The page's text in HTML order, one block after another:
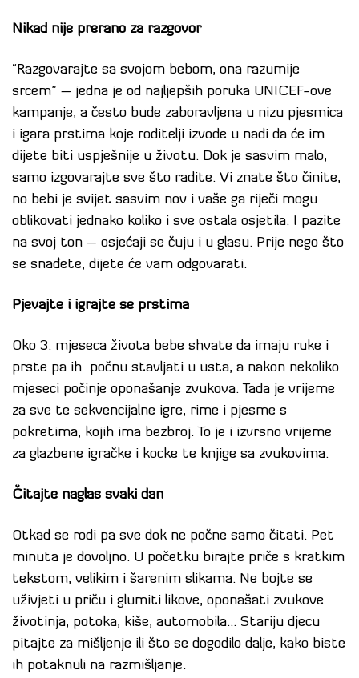
Nikad nije prerano za razgovor
“Razgovarajte sa svojom bebom, ona razumije
srcem” – jedna je od najljepših poruka UNICEF-ove
kampanje, a često bude zaboravljena u nizu pjesmica
i igara prstima koje roditelji izvode u nadi da će im
dijete biti uspješnije u životu. Dok je sasvim malo,
samo izgovarajte sve što radite. Vi znate što činite,
no bebi je svijet sasvim nov i vaše ga riječi mogu
oblikovati jednako koliko i sve ostala osjetila. I pazite
na svoj ton – osjećaji se čuju i u glasu. Prije nego što
se snađete, dijete će vam odgovarati.
Pjevajte i igrajte se prstima
Oko 3. mjeseca života bebe shvate da imaju ruke i
prste pa ih počnu stavljati u usta, a nakon nekoliko
mjeseci počinje oponašanje zvukova. Tada je vrijeme
za sve te sekvencijalne igre, rime i pjesme s
pokretima, kojih ima bezbroj. To je i izvrsno vrijeme
za glazbene igračke i kocke te knjige sa zvukovima.
Čitajte naglas svaki dan
Otkad se rodi pa sve dok ne počne samo čitati. Pet
minuta je dovoljno. U početku birajte priče s kratkim
tekstom, velikim i šarenim slikama. Ne bojte se
uživjeti u priču i glumiti likove, oponašati zvukove
životinja, potoka, kiše, automobila… Stariju djecu
pitajte za mišljenje ili što se dogodilo dalje, kako biste
ih potaknuli na razmišljanje.